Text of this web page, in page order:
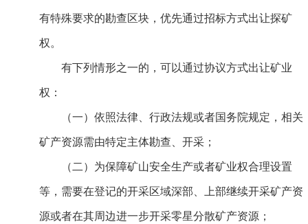
有特殊要求的勘查区块，优先通过招标方式出让探矿
权。
有下列情形之一的，可以通过协议方式出让矿业
权：
（一）依照法律、行政法规或者国务院规定，相关
矿产资源需由特定主体勘查、开采；
（二）为保障矿山安全生产或者矿业权合理设置
等，需要在登记的开采区域深部、上部继续开采矿产资
源或者在其周边进一步开采零星分散矿产资源；